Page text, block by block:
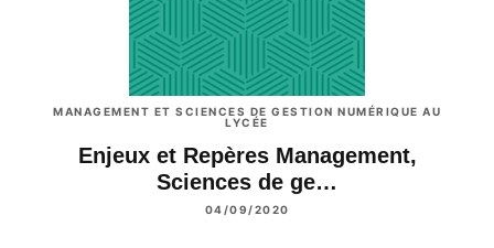
MANAGEMENT ET SCIENCES DE GESTION NUMÉRIQUE AU
LYCÉE
Enjeux et Repères Management,
Sciences de ge…
04/09/2020